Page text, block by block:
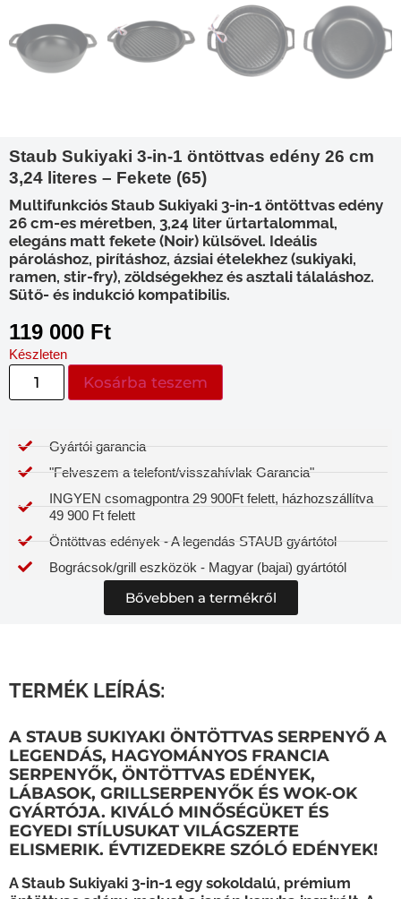
Staub Sukiyaki 3-in-1 öntöttvas edény 26 cm
3,24 literes – Fekete (65)
Multifunkciós Staub Sukiyaki 3-in-1 öntöttvas edény
26 cm-es méretben, 3,24 liter űrtartalommal,
elegáns matt fekete (Noir) külsővel. Ideális
pároláshoz, pirításhoz, ázsiai ételekhez (sukiyaki,
ramen, stir-fry), zöldségekhez és asztali tálaláshoz.
Sütő- és indukció kompatibilis.
119 000 Ft
Készleten
Kosárba teszem
Gyártói garancia​
"Felveszem a telefont/visszahívlak Garancia"
INGYEN csomagpontra 29 900Ft felett, házhozszállítva
49 900 Ft felett
Öntöttvas edények - A legendás STAUB gyártótol
Bográcsok/grill eszközök - Magyar (bajai) gyártótól
Bővebben a termékről
TERMÉK LEÍRÁS:
A STAUB SUKIYAKI ÖNTÖTTVAS SERPENYŐ A
LEGENDÁS, HAGYOMÁNYOS FRANCIA
SERPENYŐK, ÖNTÖTTVAS EDÉNYEK,
LÁBASOK, GRILLSERPENYŐK ÉS WOK-OK
GYÁRTÓJA. KIVÁLÓ MINŐSÉGÜKET ÉS
EGYEDI STÍLUSUKAT VILÁGSZERTE
ELISMERIK. ÉVTIZEDEKRE SZÓLÓ EDÉNYEK!
A Staub Sukiyaki 3-in-1 egy sokoldalú, prémium